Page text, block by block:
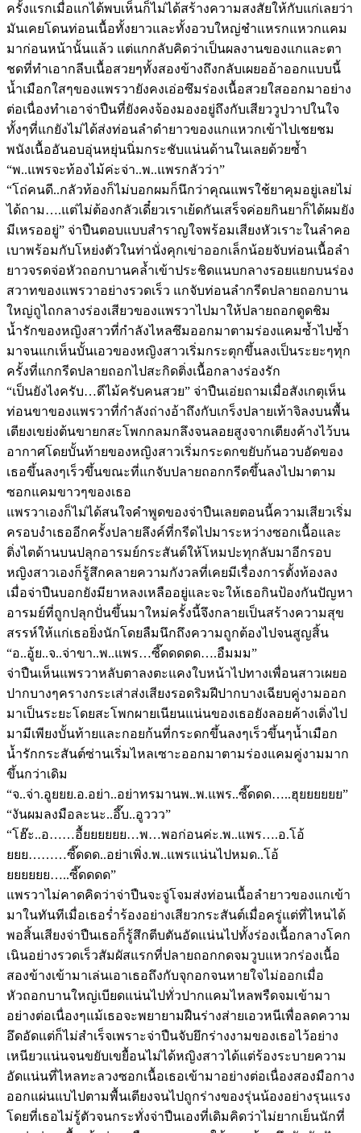
ครั้งแรกเมื่อแกได้พบเห็นก็ไม่ได้สร้างความสงสัยให้กับแก่เลยว่า
มันเคยโดนท่อนเนื้อทั้งยาวและทั้งอวบใหญ่ชำแหรกแหวกแคม
มาก่อนหน้านั้นแล้ว แต่แกกลับคิดว่าเป็นผลงานของแกและตา
ชดที่ทำเอากลีบเนื้อสวยๆทั้งสองข้างถึงกลับเผยออ้าออกแบบนี้
น้ำเมือกใสๆของแพรวายังคงเอ่อซึมร่องเนื้อสวยใสออกมาอย่าง
ต่อเนื่องทำเอาจ่าปืนที่ยังคงจ้องมองอยู่ถึงกับเสียววูปวาปในใจ
ทั้งๆที่แกยังไม่ได้ส่งท่อนลำดำยาวของแกแหวกเข้าไปเชยชม
พนังเนื้ออันอบอุ่นหยุ่นนิ่มกระชับแน่นด้านในเลยด้วยซ้ำ
“พ..แพรจะท้องไม้ค่ะจ่า..พ..แพรกลัวว่า”
“โถ่คนดี..กลัวท้องก็ไม่บอกผมก็นึกว่าคุณแพรใช้ยาคุมอยู่เลยไม่
ได้ถาม….แต่ไม่ต้องกลัวเดี๋ยวเราเย้ดกันเสร็จค่อยกินยาก็ได้ผมยัง
มีเหรออยู่” จ่าปืนตอบแบบสำราญใจพร้อมเสียงหัวเราะในลำคอ
เบาพร้อมกับโหย่งตัวในท่านั่งคุกเข่าออกเล็กน้อยจับท่อนเนื้อลำ
ยาวจรดจ่อหัวถอกบานคล้ำเข้าประชิดแนบกลางรอยแยกบนร่อง
สวาทของแพรวาอย่างรวดเร็ว แกจับท่อนลำกรีดปลายถอกบาน
ใหญ่ถูไถกลางร่องเสียวของแพรวาไปมาให้ปลายถอกดูดชิม
น้ำรักของหญิงสาวที่กำลังไหลซึมออกมาตามร่องแคมซ้ำไปซ้ำ
มาจนแกเห็นบั้นเอวของหญิงสาวเริ่มกระตุกขึ้นลงเป็นระยะๆทุก
ครั้งที่แกกรีดปลายถอกไปสะกิดติ่งเนื้อกลางร่องรัก
“เป็นยังไงครับ…ดีไม้ครับคนสวย” จ่าปืนเอ่ยถามเมื่อสังเกตุเห็น
ท่อนขาของแพรวาที่กำลังถ่างอ้าถึงกับเกร็งปลายเท้าจิลงบนพื้น
เตียงเขย่งต้นขายกสะโพกกลมกลึงจนลอยสูงจากเตียงค้างไว้บน
อากาศโดยบั้นท้ายของหญิงสาวเริ่มกระดกขยับก้นอวบอัดของ
เธอขึ้นลงๆเร็วขึ้นขณะที่แกจับปลายถอกกรีดขึ้นลงไปมาตาม
ซอกแคมขาวๆของเธอ
แพรวาเองก็ไม่ได้สนใจคำพูดของจ่าปืนเลยตอนนี้ความเสียวเริ่ม
ครอบงำเธออีกครั้งปลายลึงค์ที่กรีดไปมาระหว่างซอกเนื้อและ
ติ่งไตด้านบนปลุกอารมย์กระสันต์ให้โหมปะทุกลับมาอีกรอบ
หญิงสาวเองก็รู้สึกคลายความกังวลที่เคยมีเรื่องการตั้งท้องลง
เมื่อจ่าปืนบอกยังมียาหลงเหลืออยู่และจะให้เธอกินป้องกันปัญหา
อารมย์ที่ถูกปลุกปั่นขึ้นมาใหม่ครั้งนี้จึงกลายเป็นสร้างความสุข
สรรห์ให้แก่เธอยิ่งนักโดยลืมนึกถึงความถูกต้องไปจนสูญสิ้น
“อ..อู้ย..จ..จ่าขา..พ..แพร…ซี๊ดดดดด….อืมมม”
จ่าปืนเห็นแพรวาหลับตาลงตะแคงใบหน้าไปทางเพื่อนสาวเผยอ
ปากบางๆครางกระเส่าส่งเสียงรอดริมฝีปากบางเฉียบคู่งามออก
มาเป็นระยะโดยสะโพกผายเนียนแน่นของเธอยังลอยค้างเติ่งไป
มามีเพียงบั้นท้ายและกอยก้นที่กระดกขึ้นลงๆเร็วขึ้นๆน้ำเมือก
น้ำรักกระสันต์ซ่านเริ่มไหลเซาะออกมาตามร่องแคมคู่งามมาก
ขึ้นกว่าเดิม
“จ..จ่า.อูยยย.อ.อย่า..อย่าทรมานพ..พ.แพร..ซี๊ดดด…..ฮุยยยยยย”
“งันผมลงมือละนะ..อึ๊บ..อูววว”
“โฮ๊ะ..อ……อื้ยยยยยย…พ…พอก่อนค่ะ.พ..แพร….อ.โอ้
ยยย………ซี๊ดดด..อย่าเพิ่ง.พ..แพรแน่นไปหมด..โอ้
ยยยยยย…..ซี๊ดดดด”
แพรวาไม่คาดคิดว่าจ่าปืนจะจู่โจมส่งท่อนเนื้อลำยาวของแกเข้า
มาในทันทีเมื่อเธอร่ำร้องอย่างเสียวกระสันต์เมื่อครู่แต่ที่ไหนได้
พอสิ้นเสียงจ่าปืนเธอก็รู้สึกตีบตันอัดแน่นไปทั้งร่องเนื้อกลางโคก
เนินอย่างรวดเร็วสัมผัสแรกที่ปลายถอกกดจมวูบแหวกร่องเนื้อ
สองข้างเข้ามาเล่นเอาเธอถึงกับจุกอกจนหายใจไม่ออกเมื่อ
หัวถอกบานใหญ่เบียดแน่นไปทั่วปากแคมไหลพรืดจมเข้ามา
อย่างต่อเนื่องๆแม้เธอจะพยายามฝืนร่างส่ายเอวหนีเพื่อลดความ
อึดอัดแต่ก็ไม่สำเร็จเพราะจ่าปืนจับยึกร่างงามของเธอไว้อย่าง
เหนียวแน่นจนขยับเขยื้อนไม่ได้หญิงสาวได้แต่ร้องระบายความ
อัดแน่นที่ไหลทะลวงซอกเนื้อเธอเข้ามาอย่างต่อเนื่องสองมือกาง
ออกแผ่นแบไปตามพื้นเตียงจนไปถูกร่างของรุ่นน้องอย่างรุนแรง
โดยที่เธอไม่รู้ตัวจนกระทั่งจ่าปืนเองที่เดิมคิดว่าไม่ยากเย็นนักที่